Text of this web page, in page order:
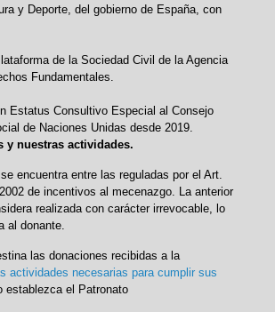
y Deporte, del gobierno de España, con
de la Sociedad Civil de la Agencia
Fundamentales.
Estatus Consultivo Especial al Consejo
de Naciones Unidas desde 2019.
y nuestras actividades.
encuentra entre las reguladas por el Art.
de incentivos al mecenazgo. La anterior
realizada con carácter irrevocable, lo
al donante.
las donaciones recibidas a la
actividades necesarias para cumplir sus
establezca el Patronato